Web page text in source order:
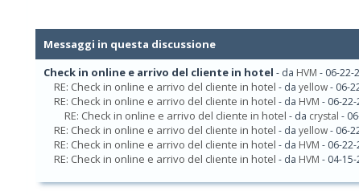
Messaggi in questa discussione
Check in online e arrivo del cliente in hotel - da HVM - 06-22-
RE: Check in online e arrivo del cliente in hotel - da yellow- 06-
RE: Check in online e arrivo del cliente in hotel - da HVM - 06-22-
RE: Check in online e arrivo del cliente in hotel - da crystal -
RE: Check in online e arrivo del cliente in hotel - da yellow- 06-
RE: Check in online e arrivo del cliente in hotel - da HVM - 06-22-
RE: Check in online e arrivo del cliente in hotel - da HVM - 04-15-